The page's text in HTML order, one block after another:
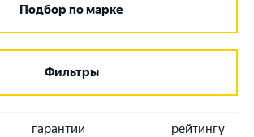
Подбор по марке
Фильтры
гарантии рейтингу